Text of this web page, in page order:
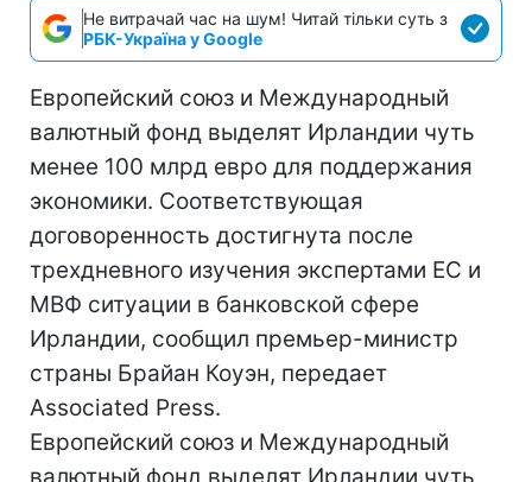
Не витрачай час на шум! Читай тільки суть з
РБК-Україна у Google
Европейский союз и Международный
валютный фонд выделят Ирландии чуть
менее 100 млрд евро для поддержания
экономики. Соответствующая
договоренность достигнута после
трехдневного изучения экспертами ЕС и
МВФ ситуации в банковской сфере
Ирландии, сообщил премьер-министр
страны Брайан Коуэн, передает
Associated Press.
Европейский союз и Международный